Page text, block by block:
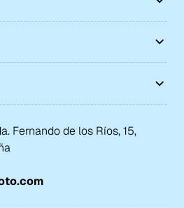
Fernando de los Ríos, 15,